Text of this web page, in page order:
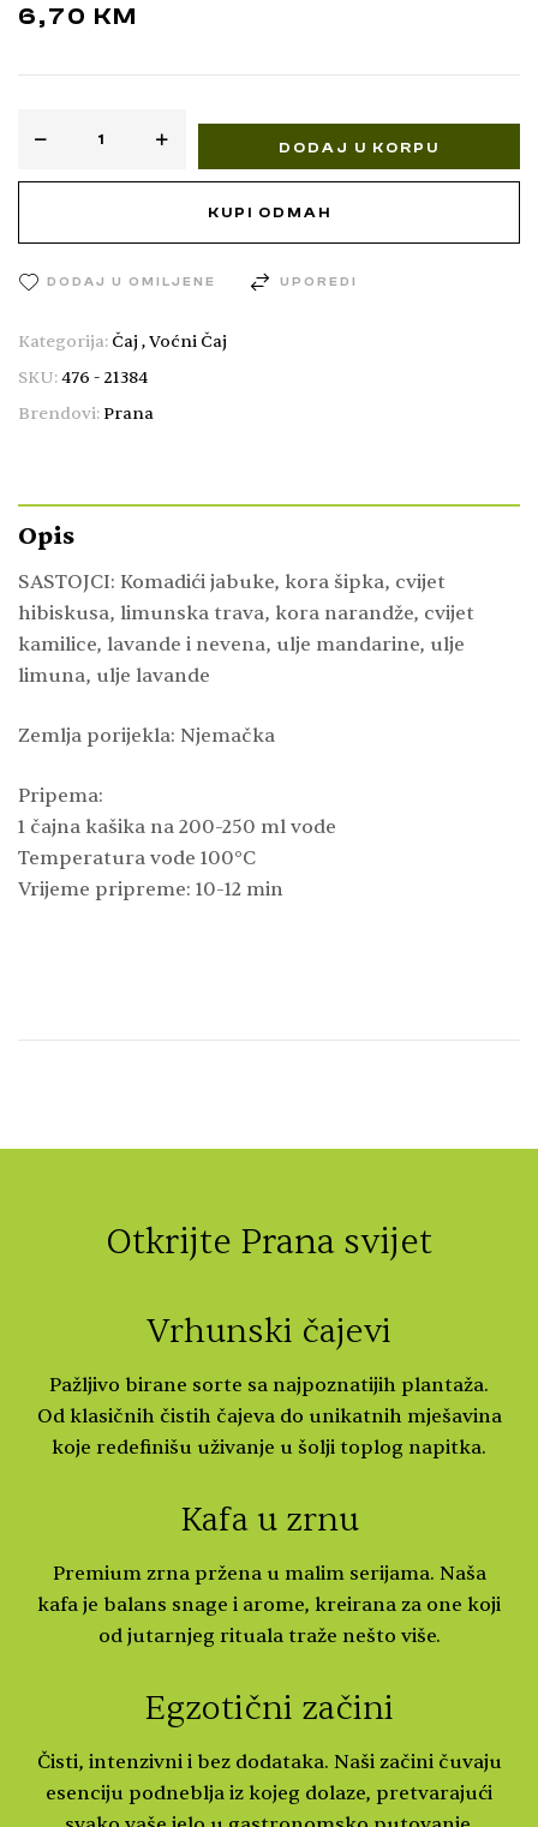
6,70 KM
DODAJ U KORPU
KUPI ODMAH
DODAJ U OMILJENE UPOREDI
Kategorija: Čaj ,Voćni Čaj
SKU:476 - 21384
Brendovi: Prana
Opis
SASTOJCI: Komadići jabuke, kora šipka, cvijet
hibiskusa, limunska trava, kora narandže, cvijet
kamilice, lavande i nevena, ulje mandarine, ulje
limuna, ulje lavande
Zemlja porijekla: Njemačka
Pripema:
1 čajna kašika na 200-250 ml vode
Temperatura vode 100°C
Vrijeme pripreme: 10-12 min
Otkrijte Prana svijet
Vrhunski čajevi
Pažljivo birane sorte sa najpoznatijih plantaža.
Od klasičnih čistih čajeva do unikatnih mješavina
koje redefinišu uživanje u šolji toplog napitka.
Kafa u zrnu
Premium zrna pržena u malim serijama. Naša
kafa je balans snage i arome, kreirana za one koji
od jutarnjeg rituala traže nešto više.
Egzotični začini
Čisti, intenzivni i bez dodataka. Naši začini čuvaju
esenciju podneblja iz kojeg dolaze, pretvarajući